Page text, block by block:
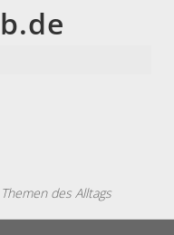
des Alltags